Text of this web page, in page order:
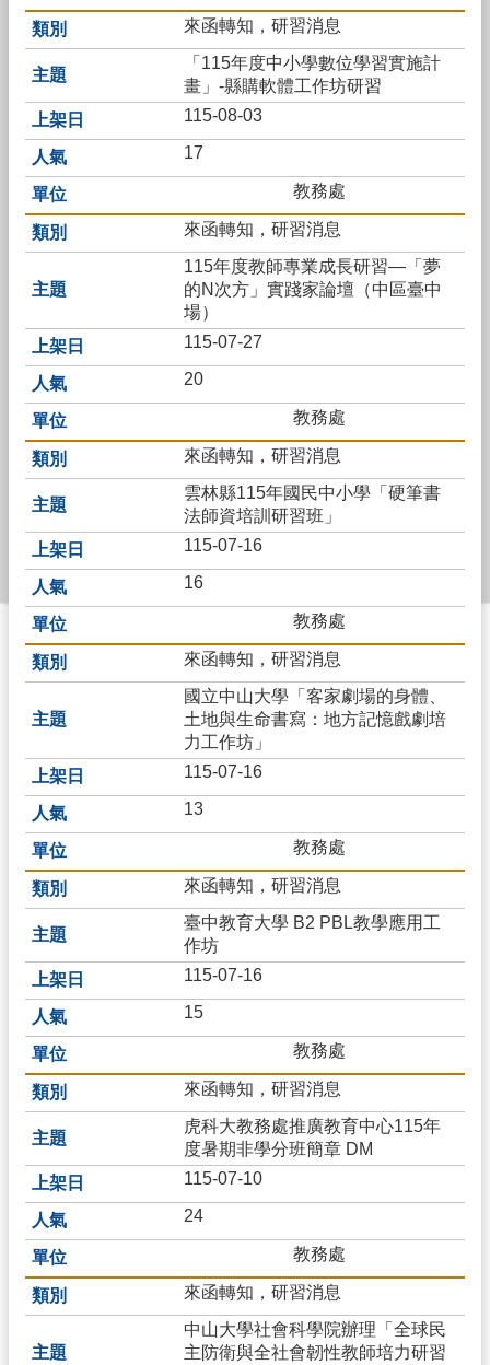
能
不
迷
小
紅
書，
青
春
不
迷
途
鍵
🏫
首
頁
網
站
導
覽
👍
🏫
請》
教
務
文
件
處
室
分
機
輔
導
信
箱
反
凌
信
箱
個
資
保
來函轉知，研習消息
「115年度中小學數位學習實施計
畫」-縣購軟體工作坊研習
115-08-03
17
教務處
來函轉知，研習消息
115年度教師專業成長研習—「夢
的N次方」實踐家論壇（中區臺中
場）
115-07-27
20
教務處
來函轉知，研習消息
雲林縣115年國民中小學「硬筆書
法師資培訓研習班」
115-07-16
16
教務處
來函轉知，研習消息
國立中山大學「客家劇場的身體、
土地與生命書寫：地方記憶戲劇培
力工作坊」
115-07-16
13
教務處
來函轉知，研習消息
臺中教育大學 B2 PBL教學應用工
作坊
115-07-16
15
教務處
來函轉知，研習消息
虎科大教務處推廣教育中心115年
度暑期非學分班簡章 DM
115-07-10
24
教務處
來函轉知，研習消息
中山大學社會科學院辦理「全球民
主防衛與全社會韌性教師培力研習